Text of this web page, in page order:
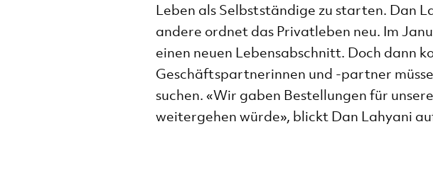
Leben als Selbstständige zu starten. Dan
andere ordnet das Privatleben neu. Im
einen neuen Lebensabschnitt. Doch dann
Geschäftspartnerinnen und -partner
suchen. «Wir gaben Bestellungen für
weitergehen würde», blickt Dan Lahyani